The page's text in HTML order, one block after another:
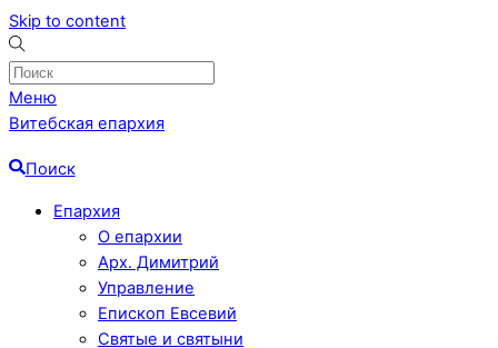
Skip to content
Меню
Витебская епархия
Поиск
Епархия
О епархии
Арх. Димитрий
Управление
Епископ Евсевий
Святые и святыни